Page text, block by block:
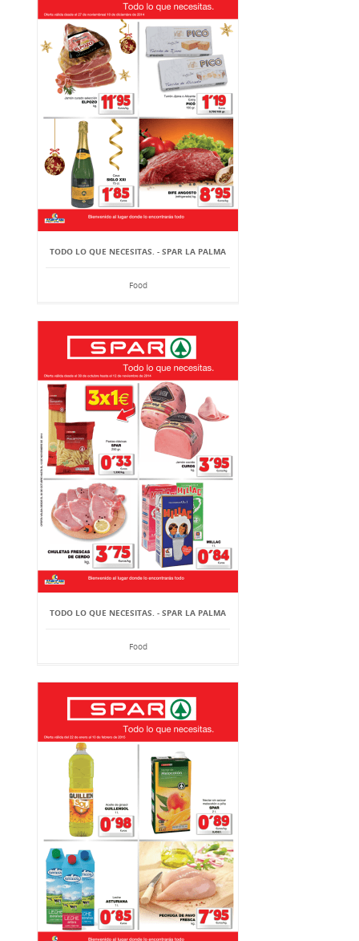
TODO LO QUE NECESITAS. - SPAR LA PALMA
Food
TODO LO QUE NECESITAS. - SPAR LA PALMA
Food